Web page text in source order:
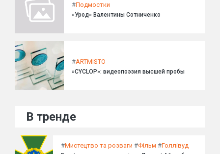
#Подмостки
»Урод» Валентины Сотниченко
#ARTMISTO
»CYCLOP»: видеопоэзия высшей пробы
В тренде
#Мистецтво та розваги #Фільм #Голлівуд